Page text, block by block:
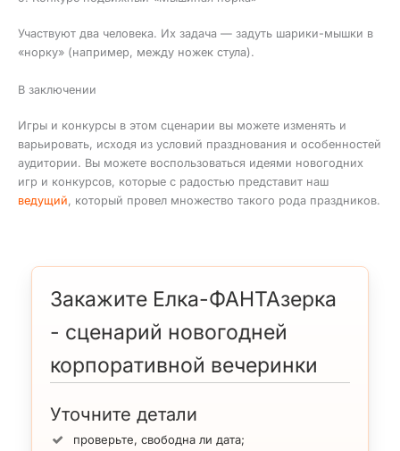
Участвуют два человека. Их задача — задуть шарики-мышки в
«норку» (например, между ножек стула).
В заключении
Игры и конкурсы в этом сценарии вы можете изменять и
варьировать, исходя из условий празднования и особенностей
аудитории. Вы можете воспользоваться идеями новогодних
игр и конкурсов, которые с радостью представит наш
ведущий, который провел множество такого рода праздников.
Закажите Елка-ФАНТАзерка
- сценарий новогодней
корпоративной вечеринки
Уточните детали
проверьте, свободна ли дата;